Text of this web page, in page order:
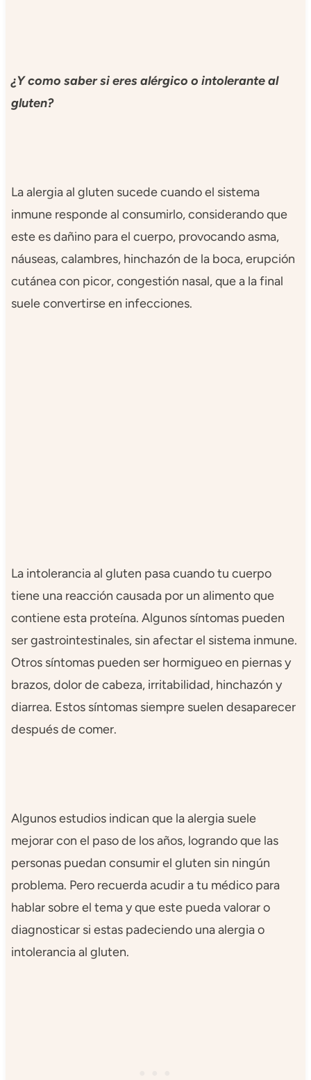
¿Y como saber si eres alérgico o intolerante al
gluten?
La alergia al gluten sucede cuando el sistema
inmune responde al consumirlo, considerando que
este es dañino para el cuerpo, provocando asma,
náuseas, calambres, hinchazón de la boca, erupción
cutánea con picor, congestión nasal, que a la final
suele convertirse en infecciones.
La intolerancia al gluten pasa cuando tu cuerpo
tiene una reacción causada por un alimento que
contiene esta proteína. Algunos síntomas pueden
ser gastrointestinales, sin afectar el sistema inmune.
Otros síntomas pueden ser hormigueo en piernas y
brazos, dolor de cabeza, irritabilidad, hinchazón y
diarrea. Estos síntomas siempre suelen desaparecer
después de comer.
Algunos estudios indican que la alergia suele
mejorar con el paso de los años, logrando que las
personas puedan consumir el gluten sin ningún
problema. Pero recuerda acudir a tu médico para
hablar sobre el tema y que este pueda valorar o
diagnosticar si estas padeciendo una alergia o
intolerancia al gluten.